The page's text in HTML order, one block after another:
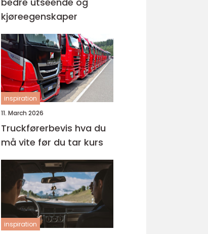
kjøreegenskaper
inspiration
11. March 2026
Truckførerbevis hva du
må vite før du tar kurs
inspiration